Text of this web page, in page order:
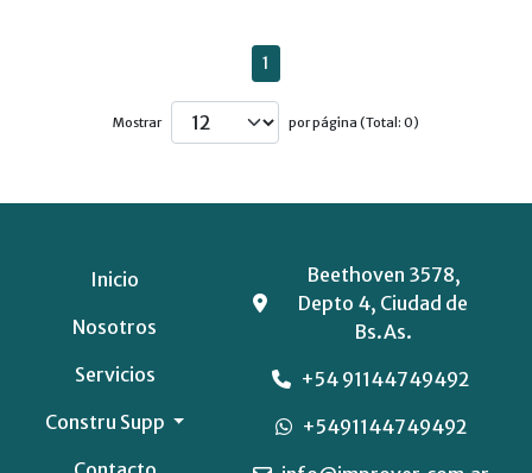
1
Mostrar por página (Total: 0)
Inicio
Nosotros
Servicios
Constru Supp
Beethoven 3578,
Depto 4, Ciudad de
Bs.As.
+54 91144749492
+5491144749492